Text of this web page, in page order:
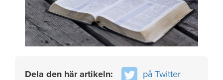
Dela den här artikeln:
på Twitter